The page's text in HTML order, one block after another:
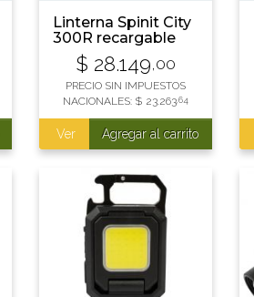
Linterna Spinit City
300R recargable
$ 28.149,00
PRECIO SIN IMPUESTOS
NACIONALES: $ 23.263,64
Ver Agregar al carrito